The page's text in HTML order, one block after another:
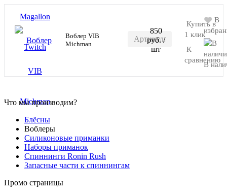
Воблер VIB
Michman
Артикул:
850
руб./
шт
В корзину
Купить в
1 клик
К
сравнению
В
В
Что мы производим?
Блёсны
Воблеры
Силиконовые приманки
Наборы приманок
Спиннинги Ronin Rush
Запасные части к спиннингам
Промо страницы